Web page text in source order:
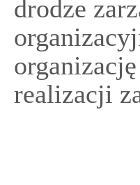
drodze
realizacji